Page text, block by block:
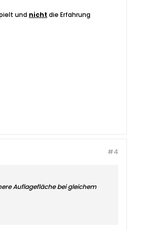
und nicht die Erfahrung
#4
Auflagefläche bei gleichem